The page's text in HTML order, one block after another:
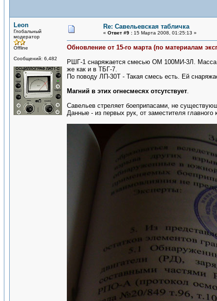
Leon
Глобальный
модератор
Offline
Сообщений: 6,482
Re: Савельевская табличка
« Ответ #9 : 15 Марта 2008, 01:25:13 »
Обновление от 15-го марта (по материалам
РШГ-1 снаряжается смесью ОМ 100МИ-3Л. Масса
же как и в ТБГ-7.
По поводу ЛП-30Т - Такая смесь есть. Ей
Магний в этих огнесмесях отсутствует.
Савельев стреляет боеприпасами, не
Данные - из первых рук, от заместителя главного